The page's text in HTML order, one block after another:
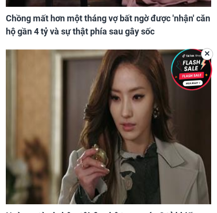
Chồng mất hơn một tháng vợ bất ngờ được 'nhận' căn
hộ gần 4 tỷ và sự thật phía sau gây sốc
✕